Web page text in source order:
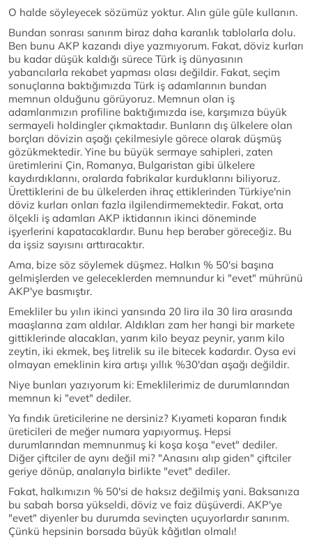
O halde söyleyecek sözümüz yoktur. Alın güle güle kullanın.
Bundan sonrası sanırım biraz daha karanlık tablolarla dolu.
Ben bunu AKP kazandı diye yazmıyorum. Fakat, döviz kurları
bu kadar düşük kaldığı sürece Türk iş dünyasının
yabancılarla rekabet yapması olası değildir. Fakat, seçim
sonuçlarına baktığımızda Türk iş adamlarının bundan
memnun olduğunu görüyoruz. Memnun olan iş
adamlarımızın profiline baktığımızda ise, karşımıza büyük
sermayeli holdingler çıkmaktadır. Bunların dış ülkelere olan
borçları dövizin aşağı çekilmesiyle görece olarak düşmüş
gözükmektedir. Yine bu büyük sermaye sahipleri, zaten
üretimlerini Çin, Romanya, Bulgaristan gibi ülkelere
kaydırdıklarını, oralarda fabrikalar kurduklarını biliyoruz.
Ürettiklerini de bu ülkelerden ihraç ettiklerinden Türkiye'nin
döviz kurları onları fazla ilgilendirmemektedir. Fakat, orta
ölçekli iş adamları AKP iktidarının ikinci döneminde
işyerlerini kapatacaklardır. Bunu hep beraber göreceğiz. Bu
da işsiz sayısını arttıracaktır.
Ama, bize söz söylemek düşmez. Halkın % 50'si başına
gelmişlerden ve geleceklerden memnundur ki "evet" mührünü
AKP'ye basmıştır.
Emekliler bu yılın ikinci yarısında 20 lira ila 30 lira arasında
maaşlarına zam aldılar. Aldıkları zam her hangi bir markete
gittiklerinde alacakları, yarım kilo beyaz peynir, yarım kilo
zeytin, iki ekmek, beş litrelik su ile bitecek kadardır. Oysa evi
olmayan emeklinin kira artışı yıllık %30'dan aşağı değildir.
Niye bunları yazıyorum ki: Emeklilerimiz de durumlarından
memnun ki "evet" dediler.
Ya fındık üreticilerine ne dersiniz? Kıyameti koparan fındık
üreticileri de meğer numara yapıyormuş. Hepsi
durumlarından memnunmuş ki koşa koşa "evet" dediler.
Diğer çiftciler de aynı değil mi? "Anasını alıp giden" çiftciler
geriye dönüp, analarıyla birlikte "evet" dediler.
Fakat, halkımızın % 50'si de haksız değilmiş yani. Baksanıza
bu sabah borsa yükseldi, döviz ve faiz düşüverdi. AKP'ye
"evet" diyenler bu durumda sevinçten uçuyorlardır sanırım.
Çünkü hepsinin borsada büyük kâğıtları olmalı!